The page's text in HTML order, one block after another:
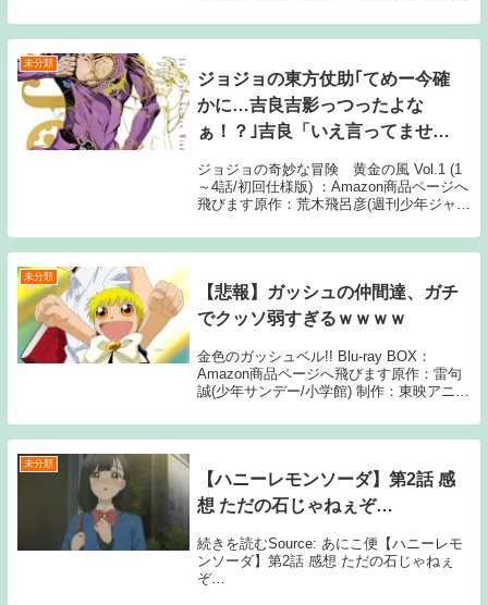
風は確実に来...
未分類
ジョジョの東方仗助｢てめー今確
かに…吉良吉影っつったよな
ぁ！？｣吉良「いえ言ってませ
ジョジョの奇妙な冒険 黄金の風 Vol.1 (1
～4話/初回仕様版) ：Amazon商品ページへ
飛びます原作：荒木飛呂彦(週刊少年ジャン
ィッドプロダクション1: 名無しさん これ
で勝ってた事実 3: ...
未分類
【悲報】ガッシュの仲間達、ガチ
でクッソ弱すぎるｗｗｗｗ
金色のガッシュベル!! Blu-ray BOX：
Amazon商品ページへ飛びます原作：雷句
誠(少年サンデー/小学館) 制作：東映アニメ
ティオ…普通の攻撃術はサイスだけ キャン
チョ...
未分類
【ハニーレモンソーダ】第2話 感
想 ただの石じゃねぇぞ…
続きを読むSource: あにこ便【ハニーレモ
ンソーダ】第2話 感想 ただの石じゃねぇ
ぞ…